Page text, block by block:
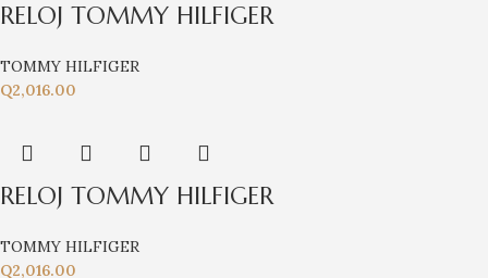
RELOJ TOMMY HILFIGER
TOMMY HILFIGER
Q2,016.00
RELOJ TOMMY HILFIGER
TOMMY HILFIGER
Q2,016.00